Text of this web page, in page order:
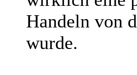
Handeln von
wurde.